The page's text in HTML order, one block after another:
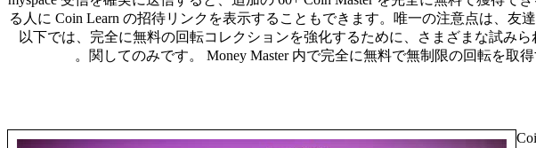
る人に Coin Learn の招待リンクを表示することもできます。唯一の注意点は、友
以下では、完全に無料の回転コレクションを強化するために、さまざまな試み
関してのみです。 Money Master 内で完全に無料で無制限の回転を取